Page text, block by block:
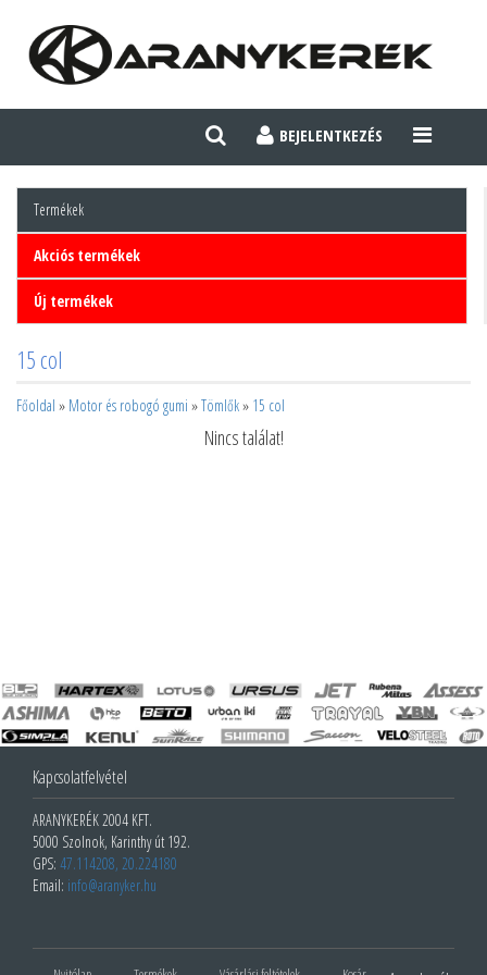
BEJELENTKEZÉS
TOGGLE
Termékek
Akciós termékek
Új termékek
15 col
Főoldal » Motor és robogó gumi »Tömlők» 15 col
Nincs találat!
Kapcsolatfelvétel
ARANYKERÉK 2004 KFT.
5000 Szolnok, Karinthy út 192.
GPS: 47.114208, 20.224180
Email: info@aranyker.hu